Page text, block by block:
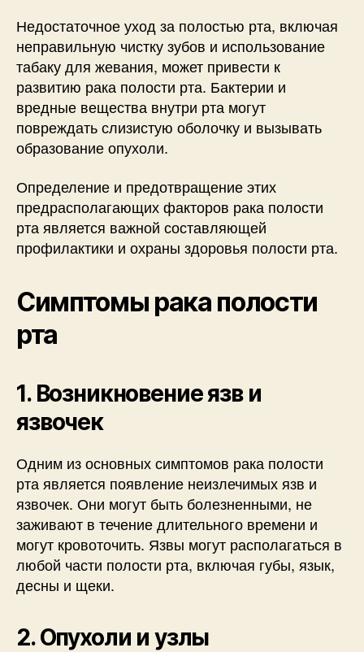
Недостаточное уход за полостью рта, включая
неправильную чистку зубов и использование
табаку для жевания, может привести к
развитию рака полости рта. Бактерии и
вредные вещества внутри рта могут
повреждать слизистую оболочку и вызывать
образование опухоли.
Определение и предотвращение этих
предрасполагающих факторов рака полости
рта является важной составляющей
профилактики и охраны здоровья полости рта.
Симптомы рака полости
рта
1. Возникновение язв и
язвочек
Одним из основных симптомов рака полости
рта является появление неизлечимых язв и
язвочек. Они могут быть болезненными, не
заживают в течение длительного времени и
могут кровоточить. Язвы могут располагаться в
любой части полости рта, включая губы, язык,
десны и щеки.
2. Опухоли и узлы